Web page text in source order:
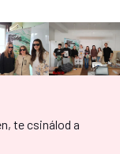
te csinálod a